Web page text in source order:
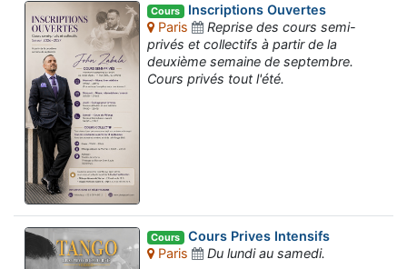
Cours Inscriptions Ouvertes
Paris
Reprise des cours semi-
privés et collectifs à partir de la
deuxième semaine de septembre.
Cours privés tout l'été.
Cours Cours Prives Intensifs
Paris
Du lundi au samedi.